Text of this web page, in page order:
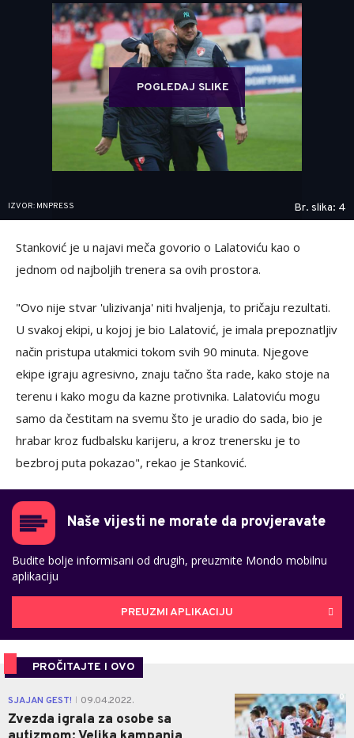
POGLEDAJ SLIKE
IZVOR: MNPRESS Br. slika: 4
Stanković je u najavi meča govorio o Lalatoviću kao o
jednom od najboljih trenera sa ovih prostora.
"Ovo nije stvar 'ulizivanja' niti hvaljenja, to pričaju rezultati.
U svakoj ekipi, u kojoj je bio Lalatović, je imala prepoznatljiv
način pristupa utakmici tokom svih 90 minuta. Njegove
ekipe igraju agresivno, znaju tačno šta rade, kako stoje na
terenu i kako mogu da kazne protivnika. Lalatoviću mogu
samo da čestitam na svemu što je uradio do sada, bio je
hrabar kroz fudbalsku karijeru, a kroz trenersku je to
bezbroj puta pokazao", rekao je Stanković.
Naše vijesti ne morate da provjeravate
Budite bolje informisani od drugih, preuzmite Mondo mobilnu
aplikaciju
PREUZMI APLIKACIJU
PROČITAJTE I OVO
SJAJAN GEST! 09.04.2022.
Zvezda igrala za osobe sa
0